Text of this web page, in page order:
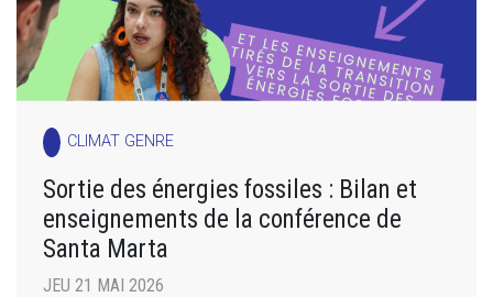
CLIMAT GENRE
Sortie des énergies fossiles : Bilan et
enseignements de la conférence de
Santa Marta
JEU 21 MAI 2026